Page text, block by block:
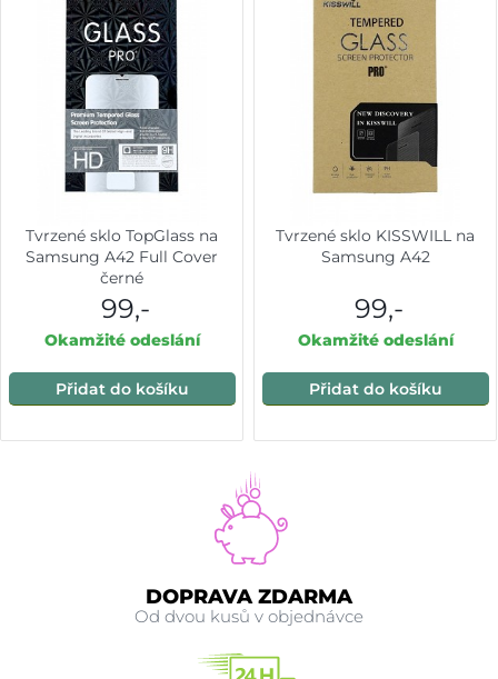
Tvrzené sklo TopGlass na
Samsung A42 Full Cover
černé
99,-
Okamžité odeslání
Přidat do košíku
Tvrzené sklo KISSWILL na
Samsung A42
99,-
Okamžité odeslání
Přidat do košíku
DOPRAVA ZDARMA
Od dvou kusů v objednávce